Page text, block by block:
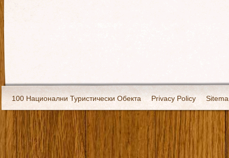
100 Национални Туристически Обекта Privacy Policy
Екипировка За нас Имало едно време Кивоторият.
Ковчега със светите мощи на Свети Григорий Каллидис